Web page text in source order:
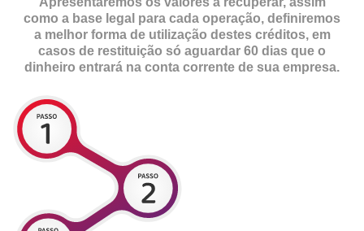
como a base legal para cada operação, definiremos
a melhor forma de utilização destes créditos, em
casos de restituição só aguardar 60 dias que o
dinheiro entrará na conta corrente de sua empresa.